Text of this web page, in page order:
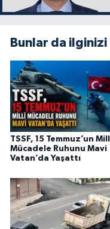
Bunlar da
TSSF, 15 Temmuz’un
Mücadele Ruhunu Mavi
Vatan’da Yaşattı